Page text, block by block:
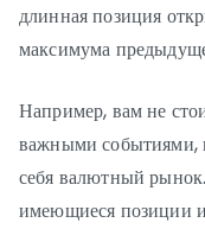
длинная позиция
максимума
Например, вам не
важными событиями,
себя валютный
имеющиеся позиции